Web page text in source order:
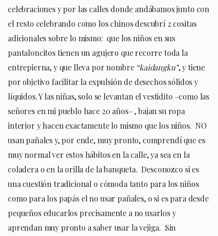
celebraciones y por las calles donde andábamos junto con
el resto celebrando como los chinos descubrí 2 cositas
adicionales sobre lo mismo: que los niños en sus
pantaloncitos tienen un agujero que recorre toda la
entrepierna, y que lleva por nombre “kaidangku”, y tiene
por objetivo facilitar la expulsión de desechos sólidos y
líquidos. Y las niñas, solo se levantan el vestidito –como las
señores en mi pueblo hace 20 años– , bajan su ropa
interior y hacen exactamente lo mismo que los niños. NO
usan pañales y, por ende, muy pronto, comprendí que es
muy normal ver estos hábitos en la calle, ya sea en la
coladera o en la orilla de la banqueta. Desconozco si es
una cuestión tradicional o cómoda tanto para los niños
como para los papás el no usar pañales, o si es para desde
pequeños educarlos precisamente a no usarlos y
aprendan muy pronto a saber usar la vejiga. Sin